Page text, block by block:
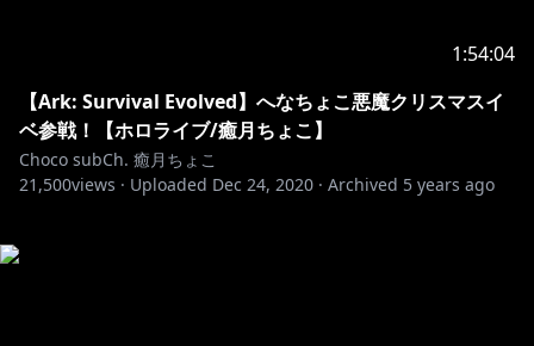
1:54:04
【Ark: Survival Evolved】へなちょこ悪魔クリスマスイ
ベ参戦！【ホロライブ/癒月ちょこ】
Choco subCh. 癒月ちょこ
21,500views · Uploaded Dec 24, 2020 · Archived 5 years ago